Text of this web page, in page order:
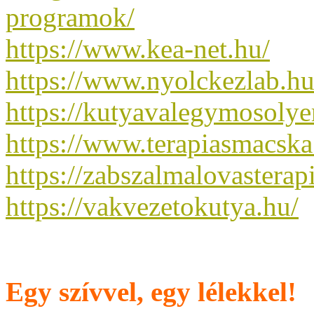
programok/
https://www.kea-net.hu/
https://
https://
https://
https://
https://vakvezetokutya.hu/
Egy szívvel, egy lélekkel!